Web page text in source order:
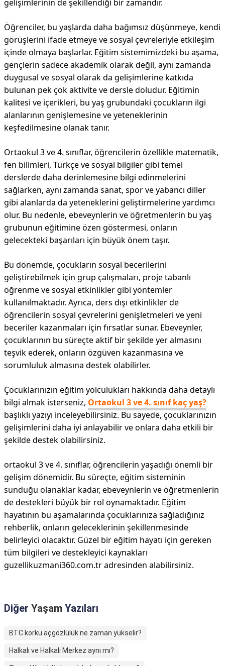
gelişimlerinin de şekillendiği bir zamandır.
Öğrenciler, bu yaşlarda daha bağımsız düşünmeye, kendi
görüşlerini ifade etmeye ve sosyal çevreleriyle etkileşim
içinde olmaya başlarlar. Eğitim sistemimizdeki bu aşama,
gençlerin sadece akademik olarak değil, aynı zamanda
duygusal ve sosyal olarak da gelişimlerine katkıda
bulunan pek çok aktivite ve dersle doludur. Eğitimin
kalitesi ve içerikleri, bu yaş grubundaki çocukların ilgi
alanlarının genişlemesine ve yeteneklerinin
keşfedilmesine olanak tanır.
Ortaokul 3 ve 4. sınıflar, öğrencilerin özellikle matematik,
fen bilimleri, Türkçe ve sosyal bilgiler gibi temel
derslerde daha derinlemesine bilgi edinmelerini
sağlarken, aynı zamanda sanat, spor ve yabancı diller
gibi alanlarda da yeteneklerini geliştirmelerine yardımcı
olur. Bu nedenle, ebeveynlerin ve öğretmenlerin bu yaş
grubunun eğitimine özen göstermesi, onların
gelecekteki başarıları için büyük önem taşır.
Bu dönemde, çocukların sosyal becerilerini
geliştirebilmek için grup çalışmaları, proje tabanlı
öğrenme ve sosyal etkinlikler gibi yöntemler
kullanılmaktadır. Ayrıca, ders dışı etkinlikler de
öğrencilerin sosyal çevrelerini genişletmeleri ve yeni
beceriler kazanmaları için fırsatlar sunar. Ebeveynler,
çocuklarının bu süreçte aktif bir şekilde yer almasını
teşvik ederek, onların özgüven kazanmasına ve
sorumluluk almasına destek olabilirler.
Çocuklarınızın eğitim yolculukları hakkında daha detaylı
bilgi almak isterseniz, Ortaokul 3 ve 4. sınıf kaç yaş?
başlıklı yazıyı inceleyebilirsiniz. Bu sayede, çocuklarınızın
gelişimlerini daha iyi anlayabilir ve onlara daha etkili bir
şekilde destek olabilirsiniz.
ortaokul 3 ve 4. sınıflar, öğrencilerin yaşadığı önemli bir
gelişim dönemidir. Bu süreçte, eğitim sisteminin
sunduğu olanaklar kadar, ebeveynlerin ve öğretmenlerin
de destekleri büyük bir rol oynamaktadır. Eğitim
hayatının bu aşamalarında çocuklarınıza sağladığınız
rehberlik, onların geleceklerinin şekillenmesinde
belirleyici olacaktır. Güzel bir eğitim hayatı için gereken
tüm bilgileri ve destekleyici kaynakları
guzellikuzmani360.com.tr adresinden alabilirsiniz.
Diğer Yaşam Yazıları
BTC korku açgözlülük ne zaman yükselir?
Halkalı ve Halkalı Merkez aynı mı?